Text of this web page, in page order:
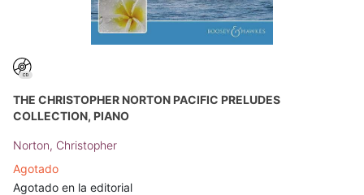
THE CHRISTOPHER NORTON PACIFIC PRELUDES
COLLECTION, PIANO
Norton, Christopher
Agotado
Agotado en la editorial